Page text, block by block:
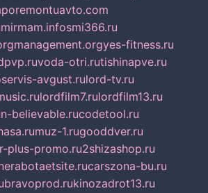
poremontuavto.com
mirmam.infosmi366.ru
yes-fitness.ru
voda-otri.rutishinapve.ru
avgust.rulord-tv.ru
lordfilm7.rulordfilm13.ru
believable.rucodetool.ru
muz-1.rugooddver.ru
plus-promo.ru2shizashop.ru
carszona-bu.ru
bravoprod.rukinozadrot13.ru